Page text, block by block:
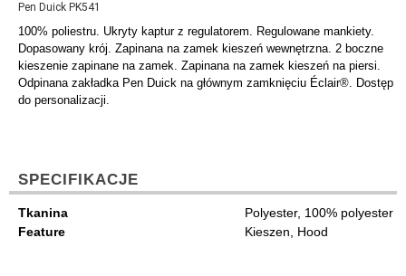
Pen Duick PK541
100% poliestru. Ukryty kaptur z regulatorem. Regulowane mankiety.
Dopasowany krój. Zapinana na zamek kieszeń wewnętrzna. 2 boczne
kieszenie zapinane na zamek. Zapinana na zamek kieszeń na piersi.
Odpinana zakładka Pen Duick na głównym zamknięciu Éclair®. Dostęp
do personalizacji.
SPECIFIKACJE
Tkanina
Polyester, 100% polyester
Feature
Kieszen, Hood